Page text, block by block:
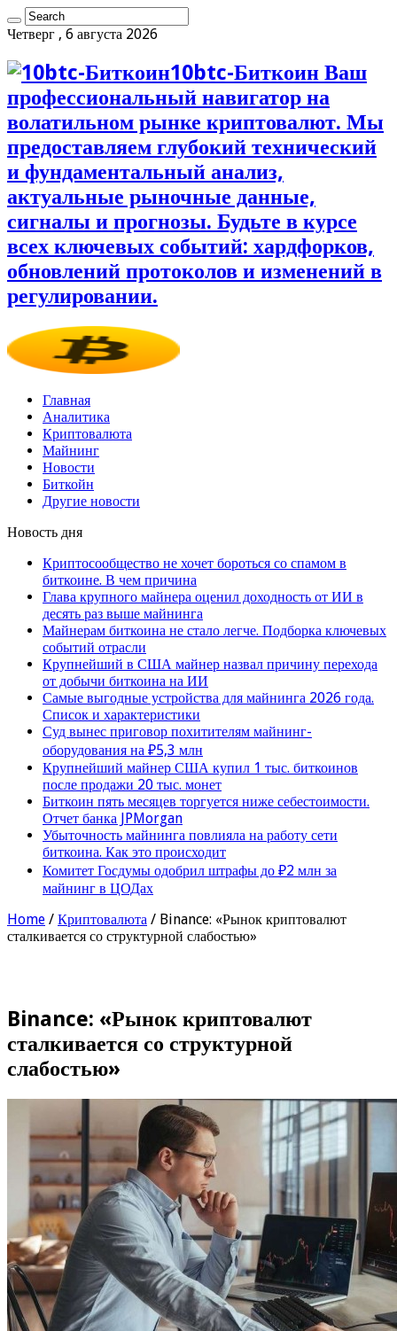
Четверг , 6 августа 2026
10btc-Биткоин Ваш
профессиональный навигатор на
волатильном рынке криптовалют. Мы
предоставляем глубокий технический
и фундаментальный анализ,
актуальные рыночные данные,
сигналы и прогнозы. Будьте в курсе
всех ключевых событий: хардфорков,
обновлений протоколов и изменений в
регулировании.
Главная
Аналитика
Криптовалюта
Майнинг
Новости
Биткойн
Другие новости
Новость дня
Криптосообщество не хочет бороться со спамом в
биткоине. В чем причина
Глава крупного майнера оценил доходность от ИИ в
десять раз выше майнинга
Майнерам биткоина не стало легче. Подборка ключевых
событий отрасли
Крупнейший в США майнер назвал причину перехода
от добычи биткоина на ИИ
Самые выгодные устройства для майнинга 2026 года.
Список и характеристики
Суд вынес приговор похитителям майнинг-
оборудования на ₽5,3 млн
Крупнейший майнер США купил 1 тыс. биткоинов
после продажи 20 тыс. монет
Биткоин пять месяцев торгуется ниже себестоимости.
Отчет банка JPMorgan
Убыточность майнинга повлияла на работу сети
биткоина. Как это происходит
Комитет Госдумы одобрил штрафы до ₽2 млн за
майнинг в ЦОДах
Home / Криптовалюта / Binance: «Рынок криптовалют
сталкивается со структурной слабостью»
Binance: «Рынок криптовалют
сталкивается со структурной
слабостью»